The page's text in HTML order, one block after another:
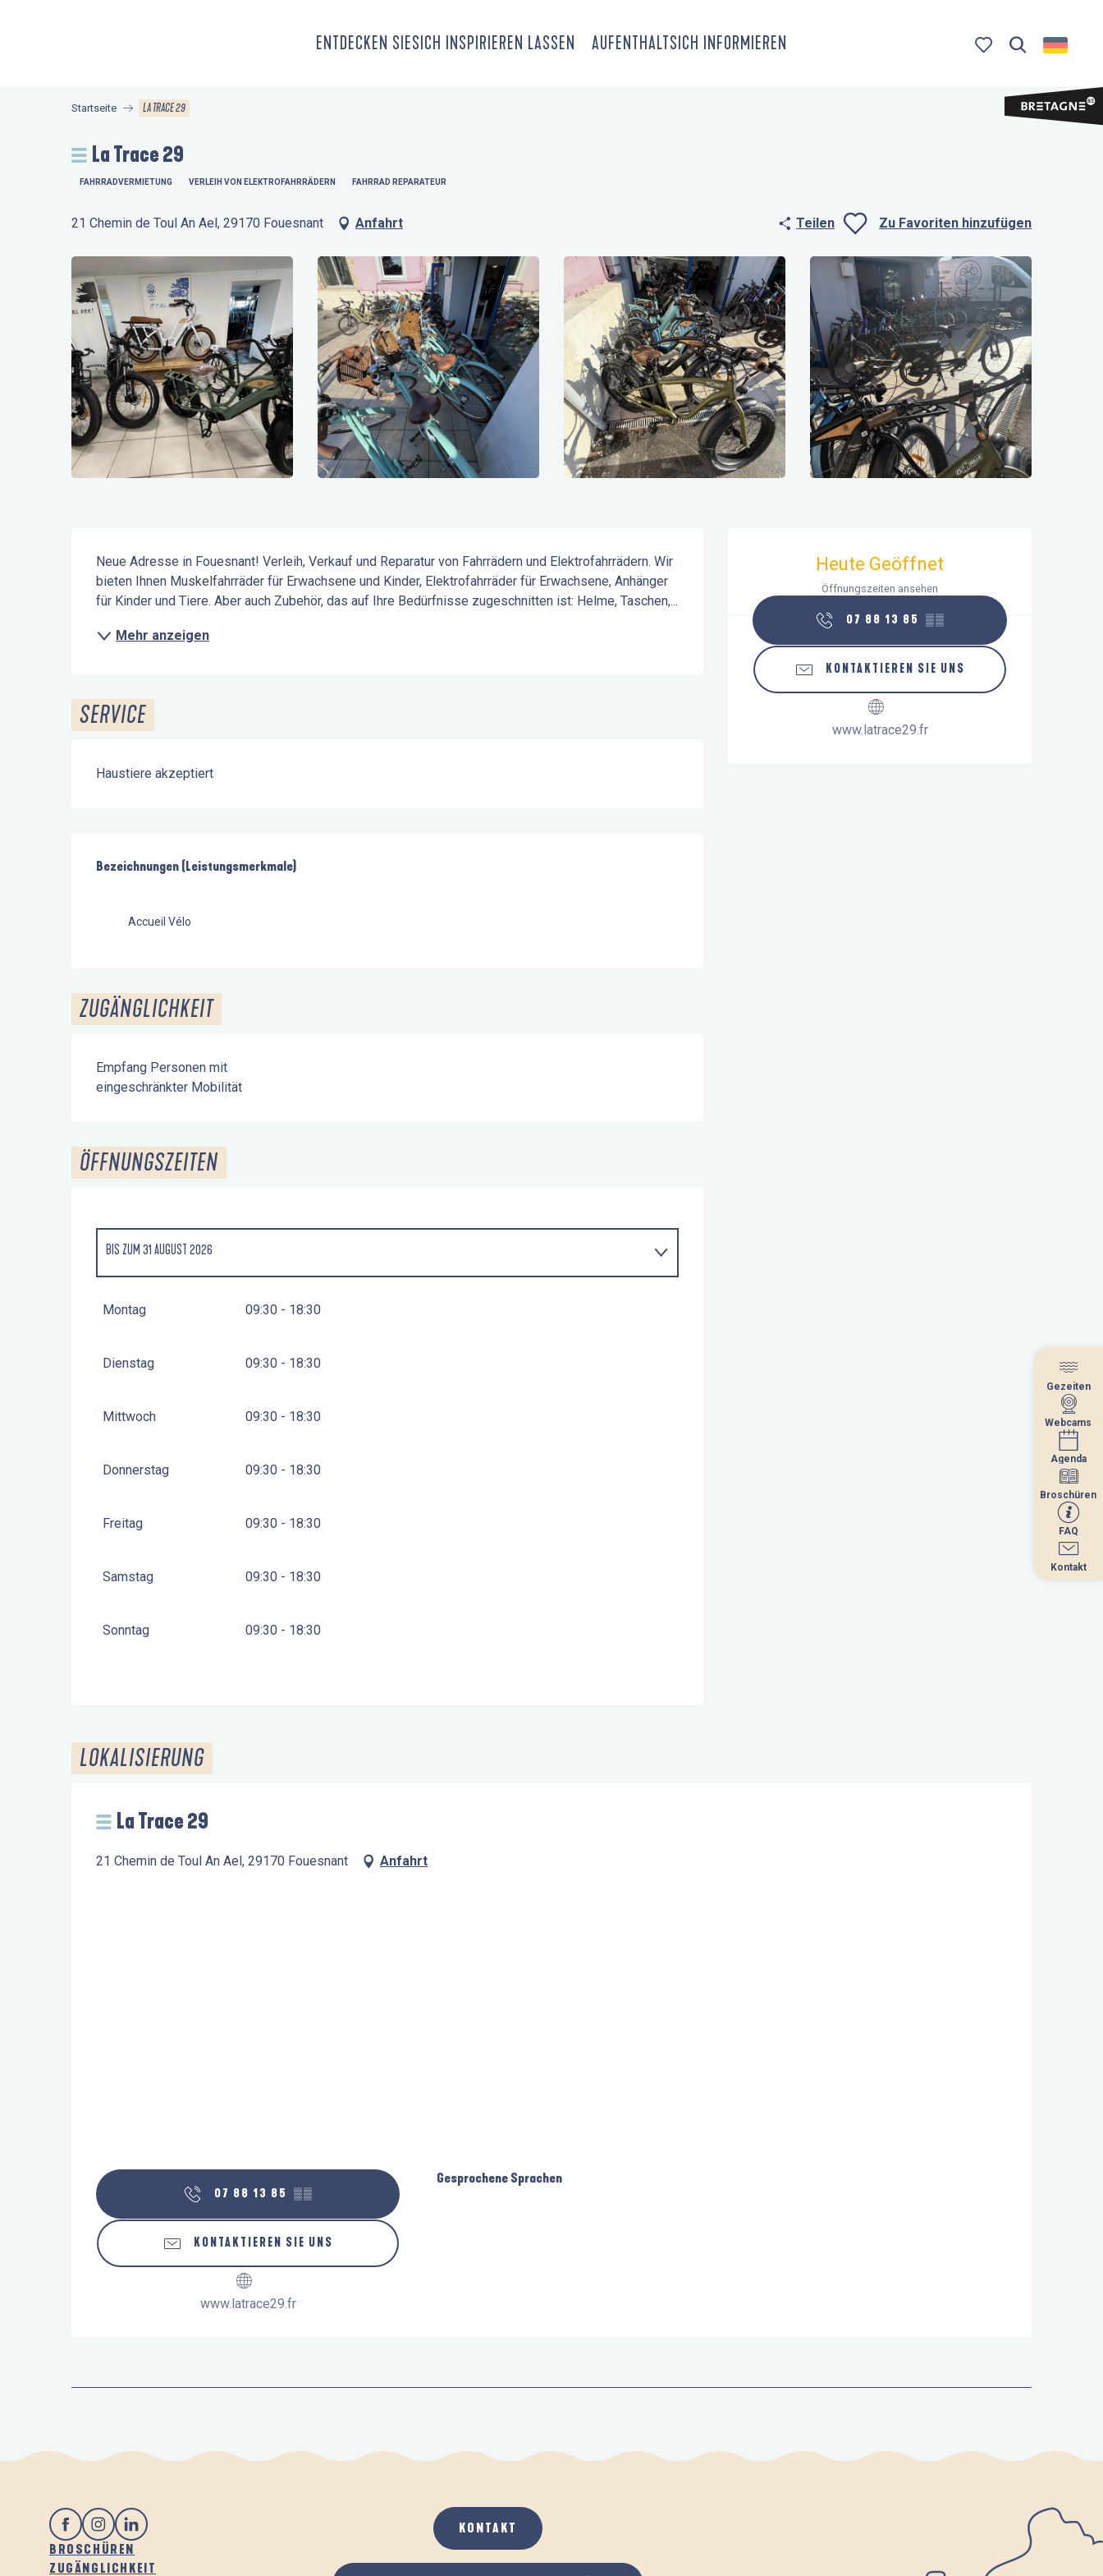
ENTDECKEN SIESICH INSPIRIEREN LASSEN AUFENTHALTSICH INFORMIEREN
Gezeiten
Webcams
Agenda
Broschüren
FAQ
Kontakt
Kontakt
Startseite LA TRACE 29
La Trace 29
FAHRRADVERMIETUNG VERLEIH VON ELEKTROFAHRRÄDERN FAHRRAD REPARATEUR
21 Chemin de Toul An Ael, 29170 Fouesnant Anfahrt Teilen
Ajouter aux
Zu Favoriten hinzufügen
Öffnungszeiten & Kontaktdaten
Heute Geöffnet
Öffnungszeiten ansehen
07 88 13 85 ▒▒
KONTAKTIEREN SIE UNS
www.latrace29.fr
Beschreibung
Neue Adresse in Fouesnant! Verleih, Verkauf und Reparatur von Fahrrädern und Elektrofahrrädern. Wir
bieten Ihnen Muskelfahrräder für Erwachsene und Kinder, Elektrofahrräder für Erwachsene, Anhänger
für Kinder und Tiere. Aber auch Zubehör, das auf Ihre Bedürfnisse zugeschnitten ist: Helme, Taschen,...
Mehr anzeigen
SERVICE
Haustiere akzeptiert
Leistungensmöglichkeiten
Bezeichnungen (Leistungsmerkmale)
Bezeichnungen (Leistungsmerkmale)
Accueil Vélo
ZUGÄNGLICHKEIT
Empfang Personen mit
eingeschränkter Mobilität
ÖFFNUNGSZEITEN
BIS ZUM 31 AUGUST 2026
Montag 09:30 - 18:30
Dienstag 09:30 - 18:30
Mittwoch 09:30 - 18:30
Donnerstag 09:30 - 18:30
Freitag 09:30 - 18:30
Samstag 09:30 - 18:30
Sonntag 09:30 - 18:30
LOKALISIERUNG
La Trace 29
21 Chemin de Toul An Ael, 29170 Fouesnant Anfahrt
07 88 13 85 ▒▒
KONTAKTIEREN SIE UNS
www.latrace29.fr
Gesprochene Sprachen
Gesprochene Sprachen
BROSCHÜREN
ZUGÄNGLICHKEIT
KONTAKT